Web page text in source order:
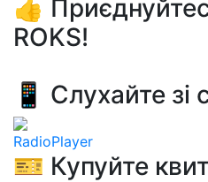
👍
ROKS!
📱 Слухайте зі
RadioPlayer
🎫 Купуйте